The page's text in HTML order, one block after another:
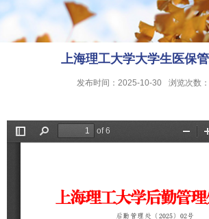
上海理工大学大学生医保
发布时间：2025-10-30 浏览次数：